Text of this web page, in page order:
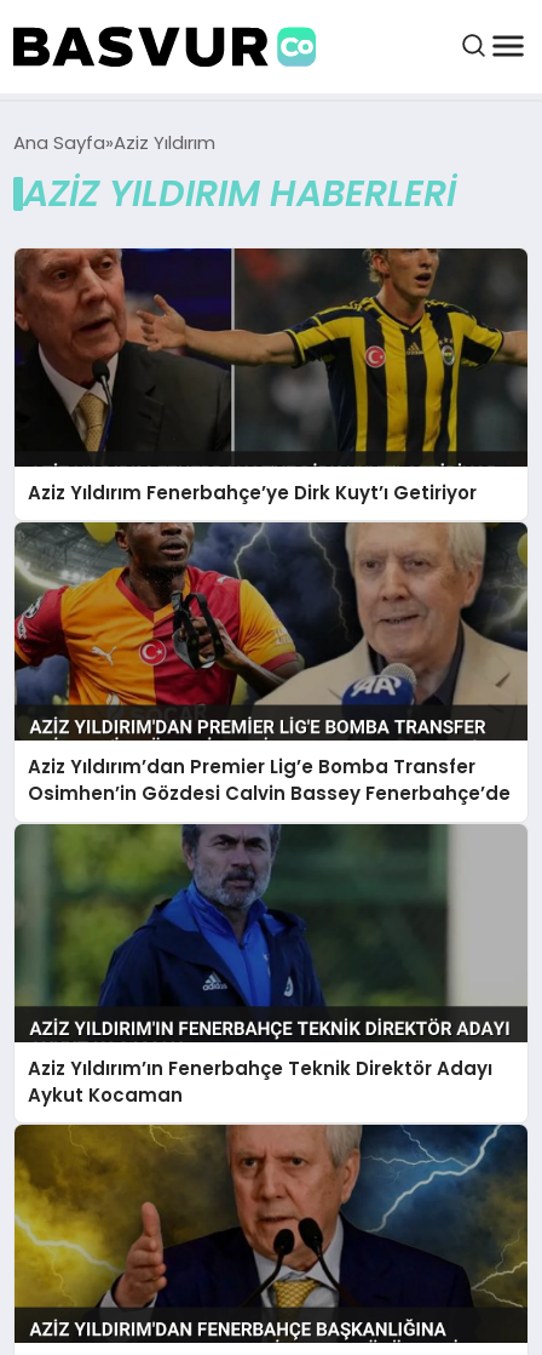
BAŞVURULAR
BAYILIKLER
HABERLER
İŞ FIKIRLERI
KRIPTO HABER
Ana Sayfa Aziz Yıldırım
AZIZ YILDIRIM HABERLERI
Aziz Yıldırım Fenerbahçe’ye Dirk Kuyt’ı Getiriyor
Aziz Yıldırım’dan Premier Lig’e Bomba Transfer
Osimhen’in Gözdesi Calvin Bassey Fenerbahçe’de
Aziz Yıldırım’ın Fenerbahçe Teknik Direktör Adayı
Aykut Kocaman